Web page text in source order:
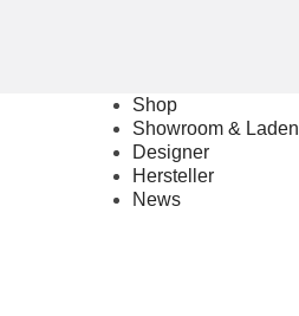
Shop
Showroom & Laden
Designer
Hersteller
News